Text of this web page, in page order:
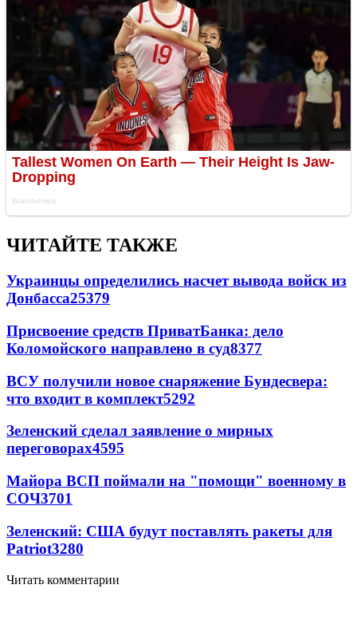
ЧИТАЙТЕ ТАКЖЕ
Украинцы определились насчет вывода войск из
Донбасса25379
Присвоение средств ПриватБанка: дело
Коломойского направлено в суд8377
ВСУ получили новое снаряжение Бундесвера:
что входит в комплект5292
Зеленский сделал заявление о мирных
переговорах4595
Майора ВСП поймали на "помощи" военному в
СОЧ3701
Зеленский: США будут поставлять ракеты для
Patriot3280
Читать комментарии